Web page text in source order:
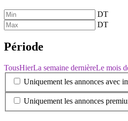
DT
DT
Période
TousHierLa semaine dernièreLe mois
Uniquement les annonces avec
Uniquement les annonces